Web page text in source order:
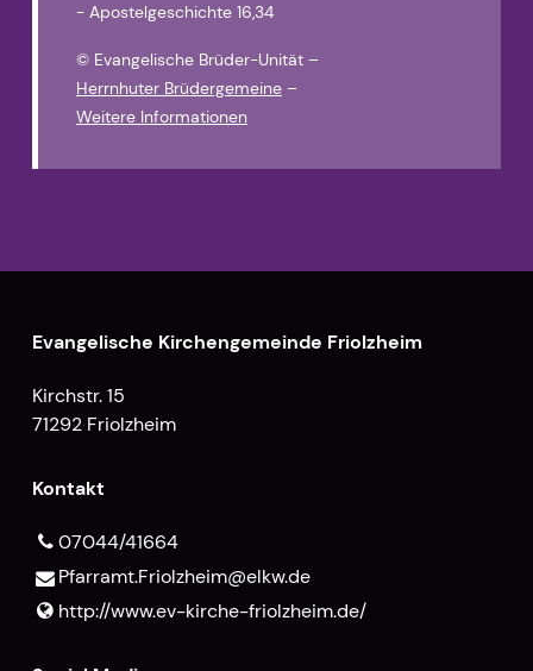
- Apostelgeschichte 16,34
© Evangelische Brüder-Unität–
Herrnhuter Brüdergemeine–
Weitere Informationen
Evangelische Kirchengemeinde Friolzheim
Kirchstr. 15
71292 Friolzheim
Kontakt
07044/41664
Pfarramt.​Friolzheim@​elkw.​de
http://www.​ev-kirche-friolzheim.​de/